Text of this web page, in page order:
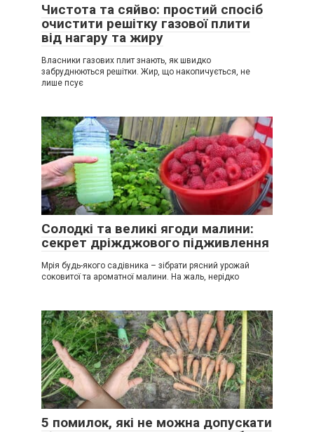
Чистота та сяйво: простий спосіб
очистити решітку газової плити
від нагару та жиру
Власники газових плит знають, як швидко
забруднюються решітки. Жир, що накопичується, не
лише псує
Солодкі та великі ягоди малини:
секрет дріжджового підживлення
Мрія будь-якого садівника – зібрати рясний урожай
соковитої ​​та ароматної малини. На жаль, нерідко
5 помилок, які не можна допускати